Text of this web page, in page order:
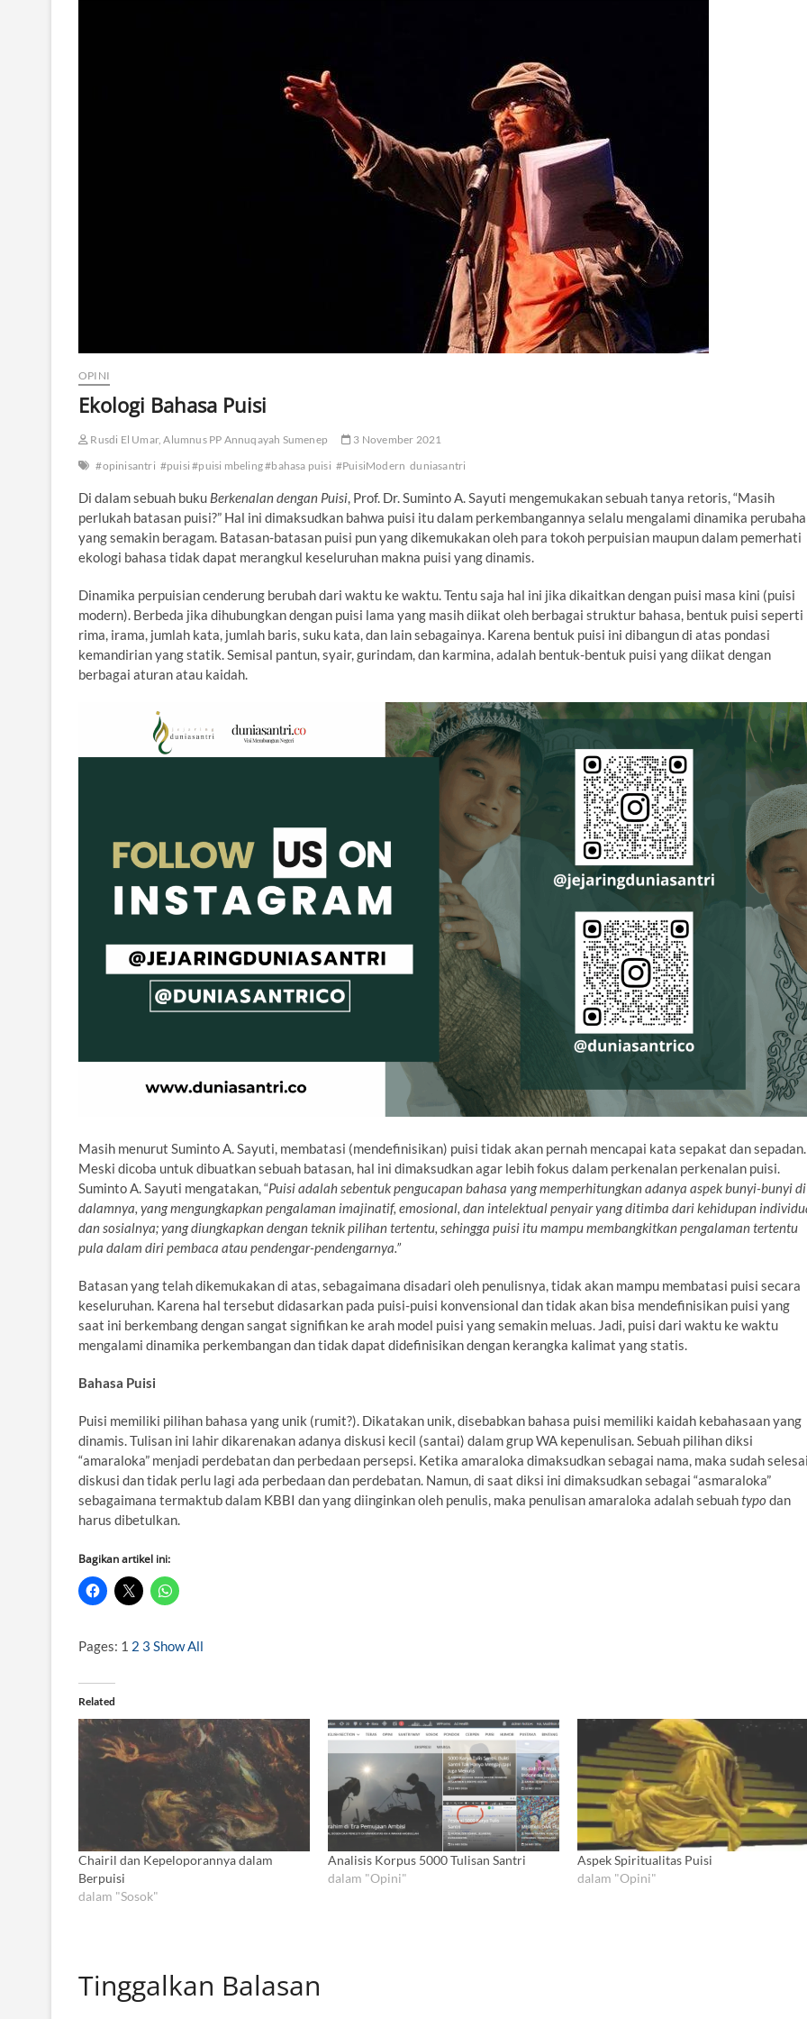
OPINI
Ekologi Bahasa Puisi
Rusdi El Umar, Alumnus PP Annuqayah Sumenep
3 November 2021
#opinisantri #puisi #puisi mbeling #bahasa puisi #PuisiModern duniasantri
Di dalam sebuah buku Berkenalan dengan Puisi, Prof. Dr. Suminto A. Sayuti mengemukakan sebuah tanya retoris, “Masih
perlukah batasan puisi?” Hal ini dimaksudkan bahwa puisi itu dalam perkembangannya selalu mengalami dinamika
yang semakin beragam. Batasan-batasan puisi pun yang dikemukakan oleh para tokoh perpuisian maupun dalam pemerhati
ekologi bahasa tidak dapat merangkul keseluruhan makna puisi yang dinamis.
Dinamika perpuisian cenderung berubah dari waktu ke waktu. Tentu saja hal ini jika dikaitkan dengan puisi masa kini (puisi
modern). Berbeda jika dihubungkan dengan puisi lama yang masih diikat oleh berbagai struktur bahasa, bentuk puisi seperti
rima, irama, jumlah kata, jumlah baris, suku kata, dan lain sebagainya. Karena bentuk puisi ini dibangun di atas pondasi
kemandirian yang statik. Semisal pantun, syair, gurindam, dan karmina, adalah bentuk-bentuk puisi yang diikat dengan
berbagai aturan atau kaidah.
Masih menurut Suminto A. Sayuti, membatasi (mendefinisikan) puisi tidak akan pernah mencapai kata sepakat dan sepadan.
Meski dicoba untuk dibuatkan sebuah batasan, hal ini dimaksudkan agar lebih fokus dalam perkenalan perkenalan puisi.
Suminto A. Sayuti mengatakan, “Puisi adalah sebentuk pengucapan bahasa yang memperhitungkan adanya aspek bunyi-bunyi di
dalamnya, yang mengungkapkan pengalaman imajinatif, emosional, dan intelektual penyair yang ditimba dari kehidupan
dan sosialnya; yang diungkapkan dengan teknik pilihan tertentu, sehingga puisi itu mampu membangkitkan pengalaman tertentu
pula dalam diri pembaca atau pendengar-pendengarnya.”
Batasan yang telah dikemukakan di atas, sebagaimana disadari oleh penulisnya, tidak akan mampu membatasi puisi secara
keseluruhan. Karena hal tersebut didasarkan pada puisi-puisi konvensional dan tidak akan bisa mendefinisikan puisi yang
saat ini berkembang dengan sangat signifikan ke arah model puisi yang semakin meluas. Jadi, puisi dari waktu ke waktu
mengalami dinamika perkembangan dan tidak dapat didefinisikan dengan kerangka kalimat yang statis.
Bahasa Puisi
Puisi memiliki pilihan bahasa yang unik (rumit?). Dikatakan unik, disebabkan bahasa puisi memiliki kaidah kebahasaan yang
dinamis. Tulisan ini lahir dikarenakan adanya diskusi kecil (santai) dalam grup WA kepenulisan. Sebuah pilihan diksi
“amaraloka” menjadi perdebatan dan perbedaan persepsi. Ketika amaraloka dimaksudkan sebagai nama, maka sudah
diskusi dan tidak perlu lagi ada perbedaan dan perdebatan. Namun, di saat diksi ini dimaksudkan sebagai “asmaraloka”
sebagaimana termaktub dalam KBBI dan yang diinginkan oleh penulis, maka penulisan amaraloka adalah sebuahtypo dan
harus dibetulkan.
Bagikan artikel ini:
Pages: 1 2 3 Show All
Related
Chairil dan Kepeloporannya dalam
Berpuisi
dalam "Sosok"
Analisis Korpus 5000 Tulisan Santri
dalam "Opini"
Aspek Spiritualitas Puisi
dalam "Opini"
Tinggalkan Balasan